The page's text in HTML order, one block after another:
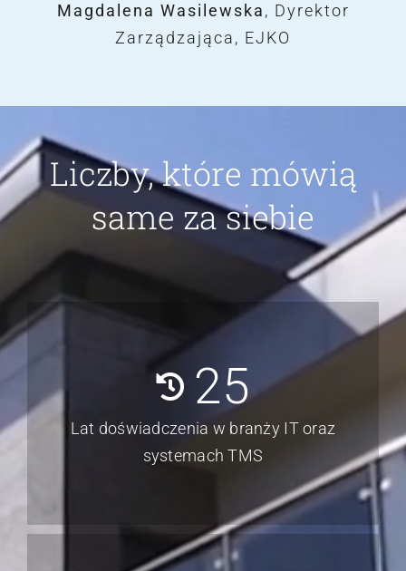
Piotr Rzążewski CO-Founder, ZOYA
Logistics Group
Magdalena Wasilewska, Dyrektor
Zarządzająca, EJKO
efektywność działań oraz
oszczędność czasu i kosztów.
Zarządzania, Everest Logistics
Liczby, które mówią
same za siebie
25
Lat doświadczenia w branży IT oraz
systemach TMS